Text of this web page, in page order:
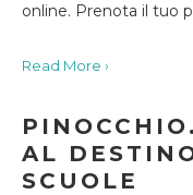
online. Prenota il tuo
Read More ›
AL
SCUOLE